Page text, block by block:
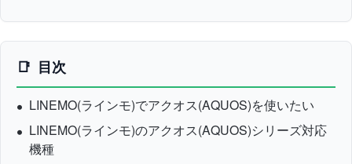
目次
LINEMO(ラインモ)でアクオス(AQUOS)を使いたい
LINEMO(ラインモ)のアクオス(AQUOS)シリーズ対応
機種